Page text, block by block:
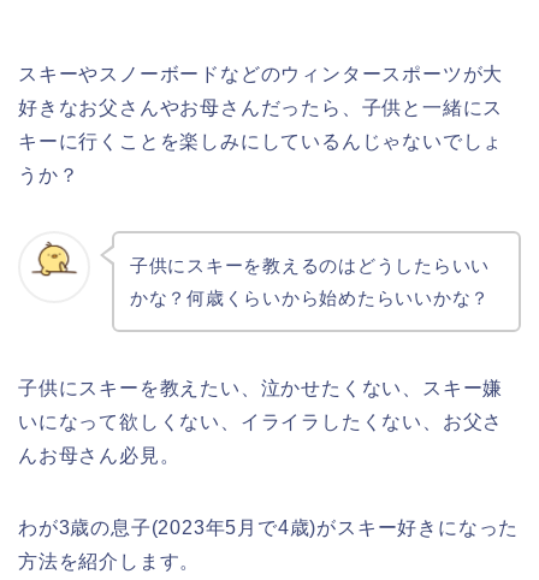
スキーやスノーボードなどのウィンタースポーツが大
好きなお父さんやお母さんだったら、子供と一緒にス
キーに行くことを楽しみにしているんじゃないでしょ
うか？
子供にスキーを教えるのはどうしたらいい
かな？何歳くらいから始めたらいいかな？
子供にスキーを教えたい、泣かせたくない、スキー嫌
いになって欲しくない、イライラしたくない、お父さ
んお母さん必見。
わが3歳の息子(2023年5月で4歳)がスキー好きになった
方法を紹介します。